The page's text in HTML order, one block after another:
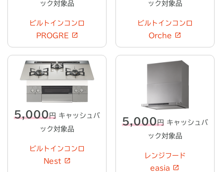
ック対象品
ビルトインコンロ
PROGRE
ック対象品
ビルトインコンロ
Orche
5,000円 キャッシュバ
ック対象品
ビルトインコンロ
Nest
5,000円 キャッシュバ
ック対象品
レンジフード
easia